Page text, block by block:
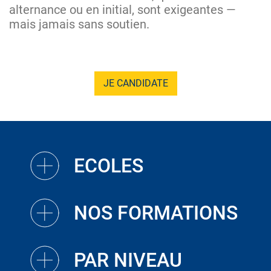
alternance ou en initial, sont exigeantes —
mais jamais sans soutien.
JE CANDIDATE
ECOLES
NOS FORMATIONS
PAR NIVEAU